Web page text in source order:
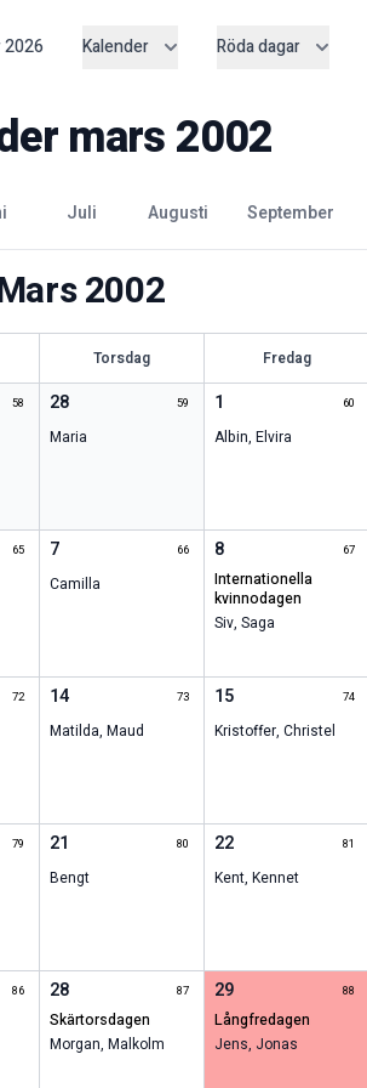
2026 Kalender Röda dagar
mars2002
juli augusti september
2002
Torsdag Fredag
58 28 59
Maria
1 60
Albin,Elvira
65 7 66
Camilla
8 67
internationella
kvinnodagen
Siv,Saga
72 14 73
Matilda, Maud
15 74
Kristoffer,Christel
79 21 80
Bengt
22 81
Kent,Kennet
86 28 87
skärtorsdagen
Morgan, Malkolm
29 88
långfredagen
Jens, Jonas